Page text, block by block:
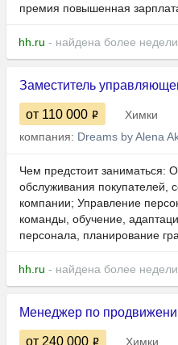
премия повышенная
hh.ru - найдена более
Заместитель
от 110 000
Химки
компания: Dreams by Alena
Чем предстоит заниматься:
обслуживания покупателей,
компании; Управление
команды, обучение,
персонала, планирование
hh.ru - найдена более
Менеджер по
от 240 000
Химки